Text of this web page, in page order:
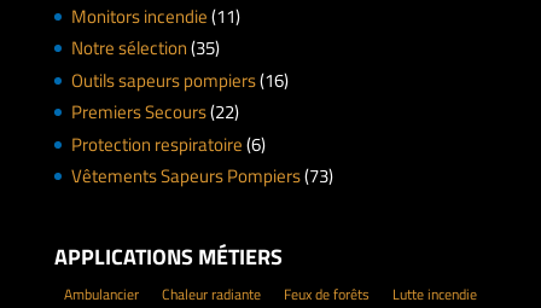
Monitors incendie(11)
Notre sélection(35)
Outils sapeurs pompiers(16)
Premiers Secours(22)
Protection respiratoire(6)
Vêtements Sapeurs Pompiers(73)
APPLICATIONS MÉTIERS
Ambulancier Chaleur radiante Feux de forêts
Lutte incendie